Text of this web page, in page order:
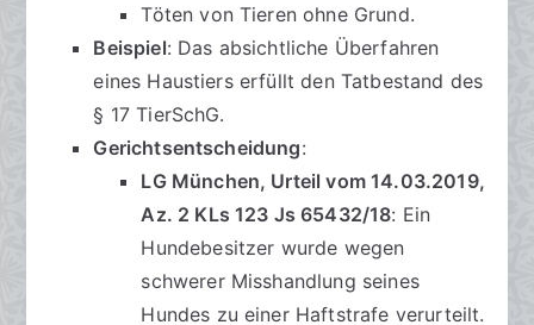
Töten von Tieren ohne Grund.
Beispiel: Das absichtliche Überfahren
eines Haustiers erfüllt den Tatbestand des
§ 17 TierSchG.
Gerichtsentscheidung:
LG München, Urteil vom 14.03.2019,
Az. 2 KLs 123 Js 65432/18: Ein
Hundebesitzer wurde wegen
schwerer Misshandlung seines
Hundes zu einer Haftstrafe verurteilt.